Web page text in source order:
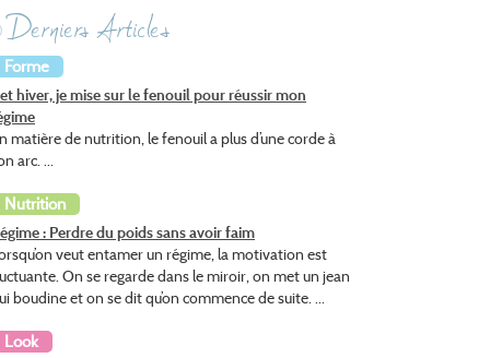
Derniers Articles
Forme
hiver, je mise sur le fenouil pour réussir mon
matière de nutrition, le fenouil a plus d’une corde à
arc. ...
Nutrition
: Perdre du poids sans avoir faim
veut entamer un régime, la motivation est
On se regarde dans le miroir, on met un jean
boudine et on se dit qu’on commence de suite. ...
Look